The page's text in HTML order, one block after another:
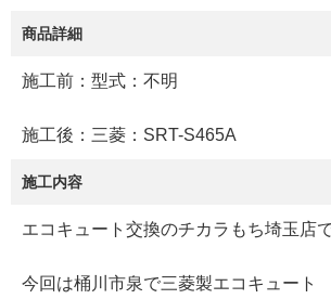
商品詳細
施工前：型式：不明
施工後：三菱：SRT-S465A
施工内容
エコキュート交換のチカラもち埼玉店で
今回は桶川市泉で三菱製エコキュー